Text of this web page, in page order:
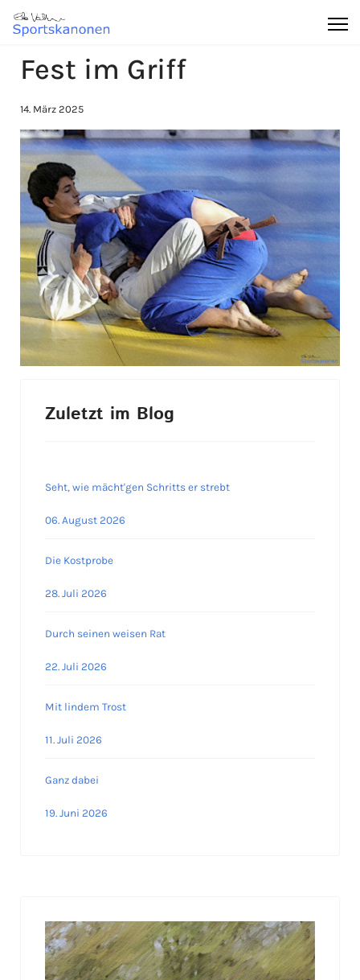
Fest im Griff
14. März 2025
Zuletzt im Blog
Seht, wie mächt'gen Schritts er strebt
06. August 2026
Die Kostprobe
28. Juli 2026
Durch seinen weisen Rat
22. Juli 2026
Mit lindem Trost
11. Juli 2026
Ganz dabei
19. Juni 2026